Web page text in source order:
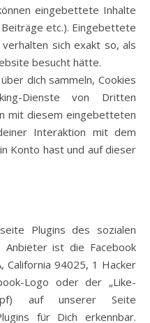
eingebettete Inhalte
etc.). Eingebettete
sich exakt so, als
besucht hätte.
dich sammeln, Cookies
Dienste von Dritten
mit diesem eingebetteten
Interaktion mit dem
Konto hast und auf dieser
Plugins des sozialen
Anbieter ist die Facebook
California 94025, 1 Hacker
Logo oder der „Like-
auf unserer Seite
für Dich erkennbar.